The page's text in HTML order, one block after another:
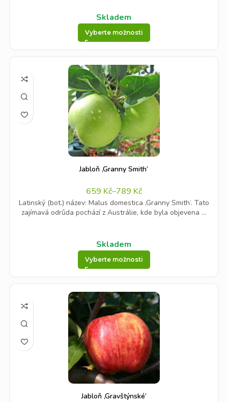
Skladem
Vyberte možnosti
Jabloň ‚Granny Smith‘
659 Kč–789 Kč
Latinský (bot.) název: Malus domestica ‚Granny Smith‘. Tato
zajímavá odrůda pochází z Austrálie, kde byla objevena ...
Skladem
Vyberte možnosti
Jabloň ‚Gravštýnské‘